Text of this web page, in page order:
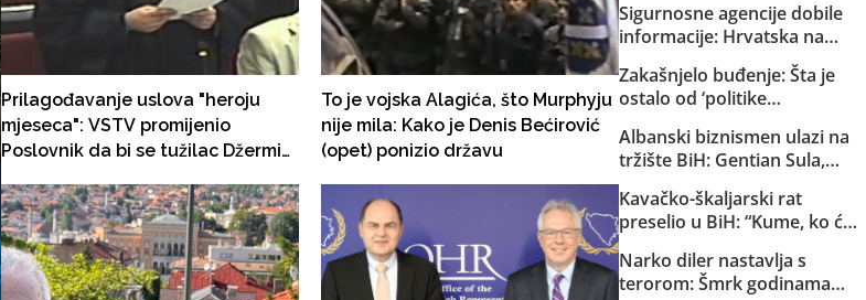
Prilagođavanje uslova "heroju
mjeseca": VSTV promijenio
Poslovnik da bi se tužilac Džermin
za šefa tzv. federalnog USKOK-a!
To je vojska Alagića, što Murphyju
nije mila: Kako je Denis Bećirović
(opet) ponizio državu
državnom trošku pratio
reprezentaciju BiH
Sigurnosne agencije dobile
informacije: Hrvatska na
Željavi pravi imigracioni
centar kako bi u BiH mogla
ilegalno prebacivati migrante
Zakašnjelo buđenje: Šta je
ostalo od ‘politike
SNSD-om?
Albanski biznismen ulazi na
tržište BiH: Gentian Sula,
u dvije države, dobio licencu
DERK-a za trgovinu strujom
Kavačko-škaljarski rat
preselio u BiH: “Kume, ko će
Narko diler nastavlja s
terorom: Šmrk godinama